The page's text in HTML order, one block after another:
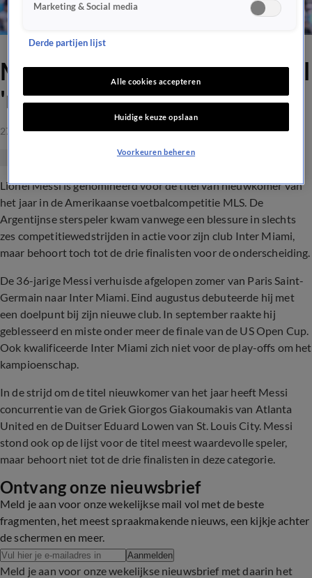
Messi genomineerd voor titel
'nieuwkomer van het jaar'
27 okt 2023, 10:10
Lionel Messi is genomineerd voor de titel van nieuwkomer van
het jaar in de Amerikaanse voetbalcompetitie MLS. De
Argentijnse sterspeler kwam vanwege een blessure in slechts
zes competitiewedstrijden in actie voor zijn club Inter Miami,
maar behoort toch tot de drie finalisten voor de onderscheiding.
De 36-jarige Messi verhuisde afgelopen zomer van Paris Saint-
Germain naar Inter Miami. Eind augustus debuteerde hij met
een doelpunt bij zijn nieuwe club. In september raakte hij
geblesseerd en miste onder meer de finale van de US Open Cup.
Ook kwalificeerde Inter Miami zich niet voor de play-offs om het
kampioenschap.
In de strijd om de titel nieuwkomer van het jaar heeft Messi
concurrentie van de Griek Giorgos Giakoumakis van Atlanta
United en de Duitser Eduard Lowen van St. Louis City. Messi
stond ook op de lijst voor de titel meest waardevolle speler,
maar behoort niet tot de drie finalisten in deze categorie.
Ontvang onze nieuwsbrief
Meld je aan voor onze wekelijkse mail vol met de beste
fragmenten, het meest spraakmakende nieuws, een kijkje achter
de schermen en meer.
Aanmelden
Meld je aan voor onze wekelijkse nieuwsbrief met daarin het
Marketing & Social media
Derde partijen lijst
Alle cookies accepteren
Huidige keuze opslaan
Voorkeuren beheren